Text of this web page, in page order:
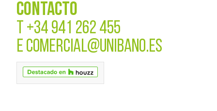
CONTACTO
T +34 941 262 455
E COMERCIAL@UNIBANO.ES